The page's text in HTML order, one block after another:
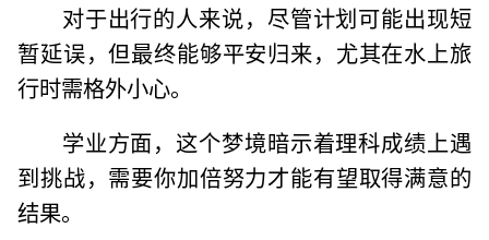
对于出行的人来说，尽管计划可能出现短
暂延误，但最终能够平安归来，尤其在水上旅
行时需格外小心。
学业方面，这个梦境暗示着理科成绩上遇
到挑战，需要你加倍努力才能有望取得满意的
结果。